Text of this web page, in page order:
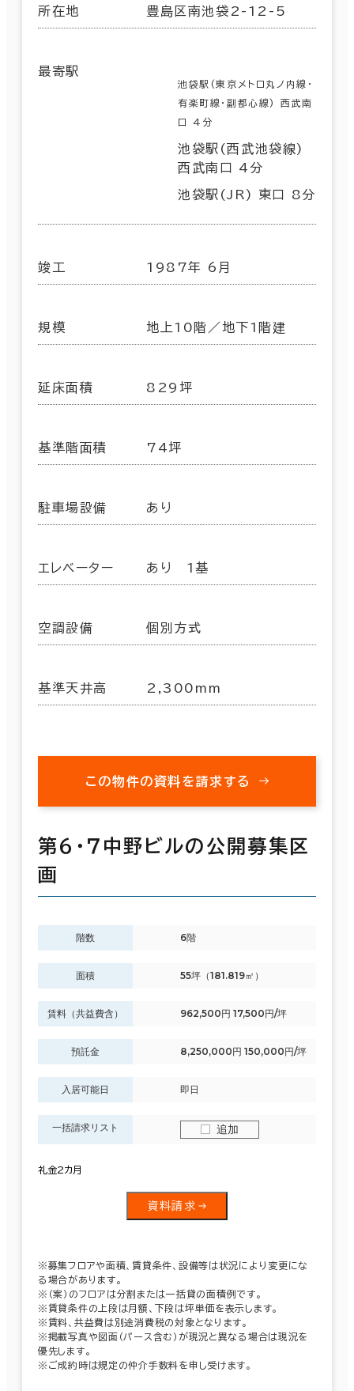
所在地 豊島区南池袋2-12-5
最寄駅
池袋駅(東京メトロ丸ノ内線･
有楽町線･副都心線) 西武南
口 4分
池袋駅(西武池袋線)
西武南口 4分
池袋駅(JR) 東口 8分
竣工 1987年 6月
規模 地上10階／地下1階建
延床面積 829坪
基準階面積 74坪
駐車場設備 あり
エレベーター あり 1基
空調設備 個別方式
基準天井高 2,300mm
この物件の資料を請求する
第６・７中野ビルの公開募集区
画
階数 6階
面積 55坪（181.819㎡）
賃料（共益費含） 962,500円 17,500円/坪
預託金 8,250,000円 150,000円/坪
入居可能日 即日
一括請求リスト 追加
礼金2カ月
資料請求
※募集フロアや面積、賃貸条件、設備等は状況により変更にな
る場合があります。
※（案）のフロアは分割または一括貸の面積例です。
※賃貸条件の上段は月額、下段は坪単価を表示します。
※賃料、共益費は別途消費税の対象となります。
※掲載写真や図面（パース含む）が現況と異なる場合は現況を
優先します。
※ご成約時は規定の仲介手数料を申し受けます。